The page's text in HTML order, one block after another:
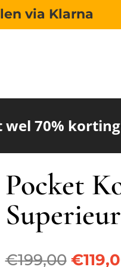
via Klarna
wel 70%
Pocket
€199,00 €